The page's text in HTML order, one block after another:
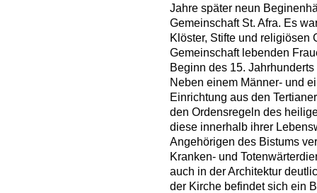
Jahre später neun
Gemeinschaft St. Afra. Es
Klöster, Stifte und religiösen
Gemeinschaft lebenden
Beginn des 15.
Neben einem Männer- und
Einrichtung aus den
den Ordensregeln des
diese innerhalb ihrer
Angehörigen des Bistums
Kranken- und
auch in der Architektur
der Kirche befindet sich ein